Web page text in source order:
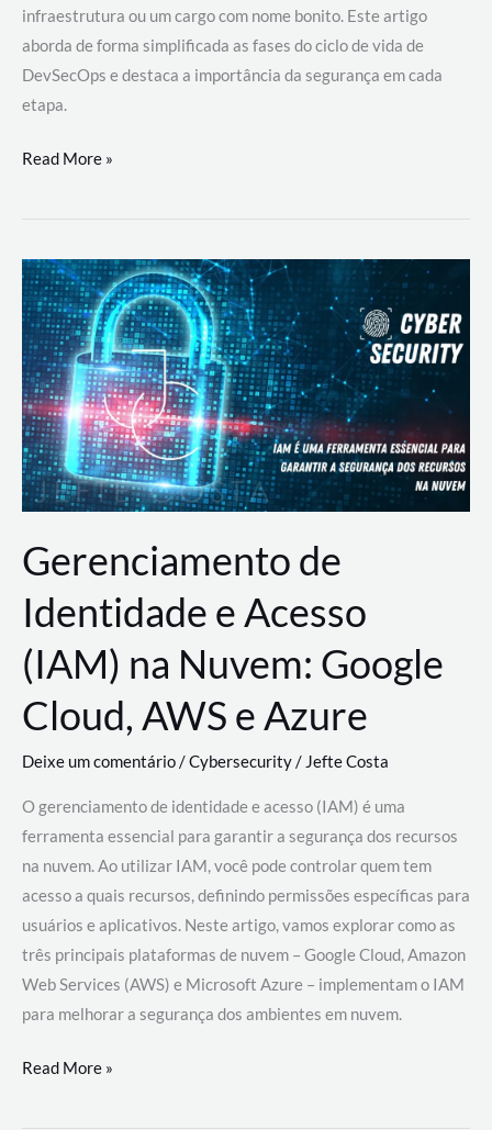
infraestrutura ou um cargo com nome bonito. Este artigo
aborda de forma simplificada as fases do ciclo de vida de
DevSecOps e destaca a importância da segurança em cada
etapa.
DevSecOps
Prática:
Desenvolvimento,
Segurança
e
Operações
Read More »
Gerenciamento de
Identidade e Acesso
(IAM) na Nuvem: Google
Cloud, AWS e Azure
Deixe um comentário/Cybersecurity/ Jefte Costa
O gerenciamento de identidade e acesso (IAM) é uma
ferramenta essencial para garantir a segurança dos recursos
na nuvem. Ao utilizar IAM, você pode controlar quem tem
acesso a quais recursos, definindo permissões específicas para
usuários e aplicativos. Neste artigo, vamos explorar como as
três principais plataformas de nuvem – Google Cloud, Amazon
Web Services (AWS) e Microsoft Azure – implementam o IAM
para melhorar a segurança dos ambientes em nuvem.
Gerenciamento
Read More »